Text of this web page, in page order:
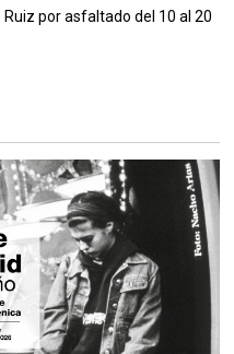
por asfaltado del 10 al 20